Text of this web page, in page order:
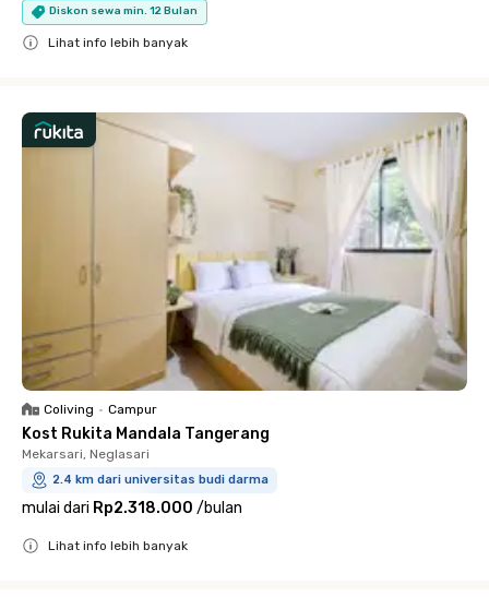
Diskon sewa min. 12 Bulan
Lihat info lebih banyak
Coliving • Campur
Kost Rukita Mandala Tangerang
Mekarsari, Neglasari
2.4 km dari universitas budi darma
mulai dari Rp2.318.000 /bulan
Lihat info lebih banyak